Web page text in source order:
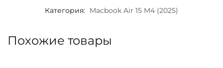
Категория: Macbook Air 15 M4 (2025)
Похожие товары